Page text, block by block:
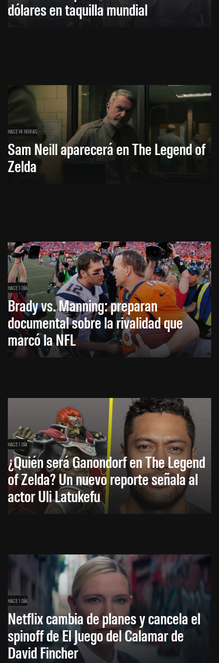
dólares en taquilla mundial
HACE 14 HORAS
Sam Neill aparecerá en The Legend of
Zelda
HACE 1 DÍA
Brady vs. Manning: preparan
documental sobre la rivalidad que
marcó la NFL
HACE 1 DÍA
¿Quién será Ganondorf en The Legend
of Zelda? Un nuevo reporte señala al
actor Uli Latukefu
HACE 1 DÍA
Netflix cambia de planes y cancela el
spinoff de El Juego del Calamar de
David Fincher